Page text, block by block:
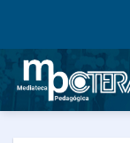
contenido